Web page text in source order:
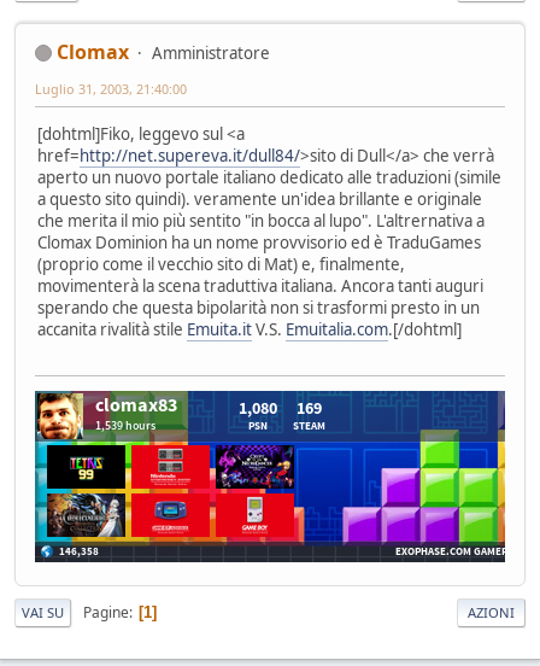
Clomax Amministratore
Luglio 31, 2003, 21:40:00
[dohtml]Fiko, leggevo sul <a
href=http://net.supereva.it/dull84/>sito di Dull</a> che verrà
aperto un nuovo portale italiano dedicato alle traduzioni (simile
a questo sito quindi). veramente un'idea brillante e originale
che merita il mio più sentito "in bocca al lupo". L'altrernativa a
Clomax Dominion ha un nome provvisorio ed è TraduGames
(proprio come il vecchio sito di Mat) e, finalmente,
movimenterà la scena traduttiva italiana. Ancora tanti auguri
sperando che questa bipolarità non si trasformi presto in un
accanita rivalità stile Emuita.itV.S. Emuitalia.com.[/dohtml]
VAI SU Pagine 1 AZIONI